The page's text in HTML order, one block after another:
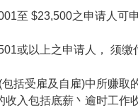
至 $23,500之申请人可
或以上之申请人， 须缴
括受雇及自雇)中所赚取
收入包括底薪丶逾时工作